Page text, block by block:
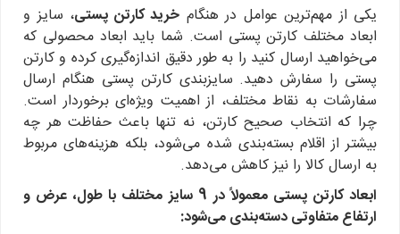
یکی از مهم‌ترین عوامل در هنگام خرید کارتن پستی، سایز و
ابعاد مختلف کارتن پستی است. شما باید ابعاد محصولی که
می‌خواهید ارسال کنید را به طور دقیق اندازه‌گیری کرده و کارتن
پستی را سفارش دهید. سایزبندی کارتن پستی هنگام ارسال
سفارشات به نقاط مختلف، از اهمیت ویژه‌ای برخوردار است.
چرا که انتخاب صحیح کارتن، نه تنها باعث حفاظت هر چه
بیشتر از اقلام بسته‌بندی شده می‌شود، بلکه هزینه‌های مربوط
به ارسال کالا را نیز کاهش می‌دهد.
ابعاد کارتن پستی معمولاً در 9 سایز مختلف با طول، عرض و
ارتفاع متفاوتی دسته‌بندی می‌شود: